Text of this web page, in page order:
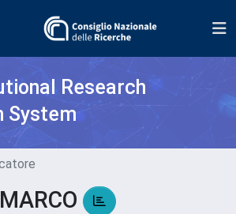
Research
System